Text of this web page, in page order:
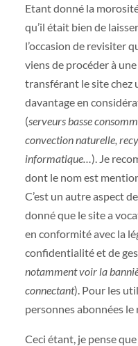
Etant donné la
qu’il était bien de
l’occasion de revisiter
viens de procéder à
transférant le site chez
davantage en
(serveurs basse
convection naturelle,
informatique… ). Je
dont le nom est
C’est un autre aspect
donné que le site a
en conformité avec la
confidentialité et de
notamment voir la
connectant). Pour les
personnes abonnées le
Ceci étant, je pense